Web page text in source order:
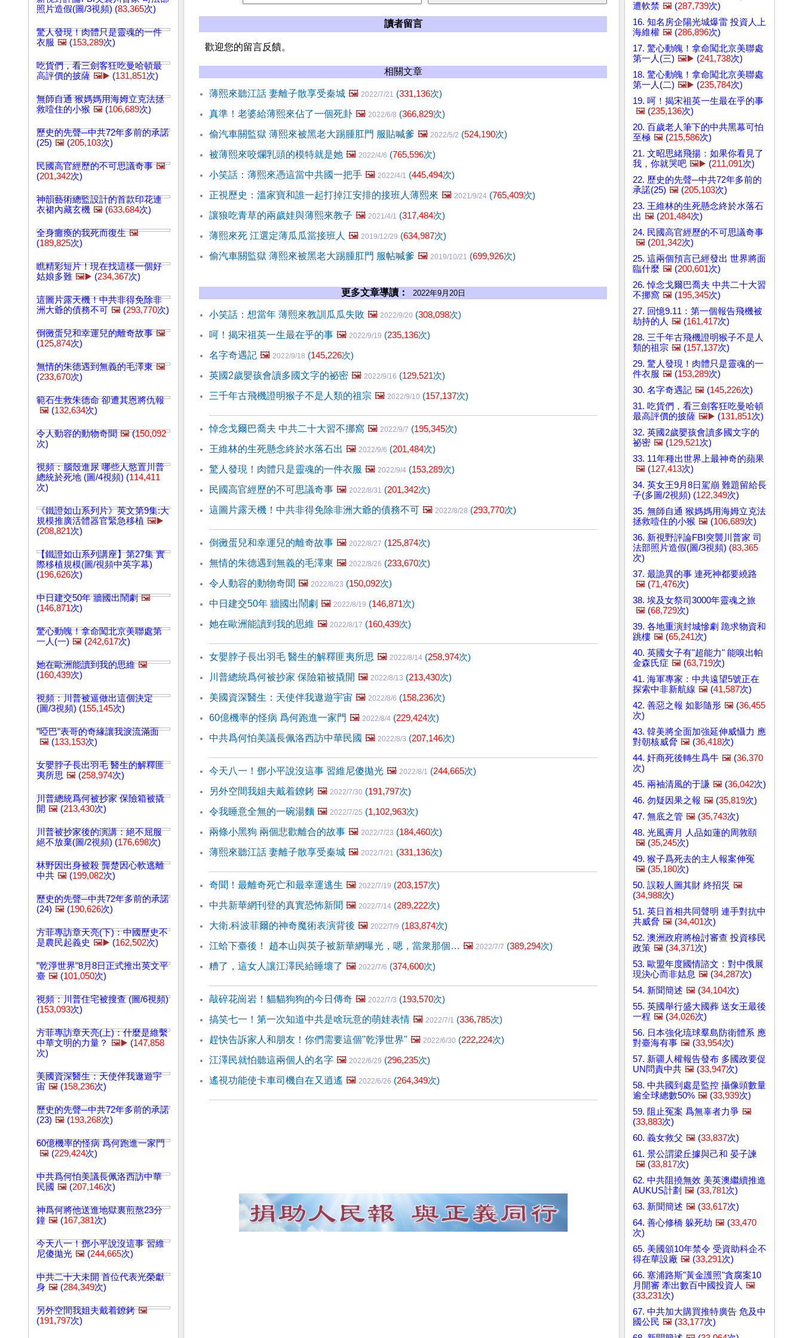
照片造假(圖/3視頻) (83,365次)
驚人發現！肉體只是靈魂的一件
衣服 🖼️ (153,289次)
吃貨們，看三劍客狂吃曼哈頓最
高評價的披薩 🖼️▶️ (131,851次)
無師自通 猴媽媽用海姆立克法拯
救噎住的小猴 🖼️ (106,689次)
歷史的先聲─中共72年多前的承諾
(25) 🖼️ (205,103次)
民國高官經歷的不可思議奇事 🖼️
(201,342次)
神韻藝術總監設計的首款印花連
衣裙內藏玄機 🖼️ (633,684次)
全身癱瘓的我死而復生 🖼️
(189,825次)
瞧精彩短片！現在找這樣一個好
姑娘多難 🖼️▶️ (234,367次)
這圖片露天機！中共非得免除非
洲大爺的債務不可 🖼️ (293,770次)
倒黴蛋兒和幸運兒的離奇故事 🖼️
(125,874次)
無情的朱德遇到無義的毛澤東 🖼️
(233,670次)
範石生救朱德命 卻遭其恩將仇報
🖼️ (132,634次)
令人動容的動物奇聞 🖼️(150,092
次)
視頻：腦殼進尿 哪些人慾置川普
總統於死地 (圖/4視頻) (114,411
次)
《鐵證如山系列片》英文第9集:大
規模推廣活體器官緊急移植 🖼️▶️
(208,821次)
【鐵證如山系列講座】第27集 實
際移植規模(圖/視頻中英字幕)
(196,626次)
中日建交50年 牆國出鬧劇 🖼️
(146,871次)
驚心動魄！拿命闖北京美聯處第
一人(一) 🖼️ (242,617次)
她在歐洲能讀到我的思維 🖼️
(160,439次)
視頻：川普被逼做出這個決定
(圖/3視頻) (155,145次)
"啞巴"表哥的奇緣讓我淚流滿面
🖼️ (133,153次)
女嬰脖子長出羽毛 醫生的解釋匪
夷所思 🖼️ (258,974次)
川普總統爲何被抄家 保險箱被撬
開 🖼️ (213,430次)
川普被抄家後的演講：絕不屈服
絕不放棄(圖/2視頻) (176,698次)
林野因出身被殺 龔楚因心軟逃離
中共 🖼️ (199,082次)
歷史的先聲─中共72年多前的承諾
(24) 🖼️ (190,626次)
方菲專訪章天亮(下)：中國歷史不
是農民起義史 🖼️▶️ (162,502次)
"乾淨世界"8月8日正式推出英文平
臺 🖼️ (101,050次)
視頻：川普住宅被搜查 (圖/6視頻)
(153,093次)
方菲專訪章天亮(上)：什麼是維繫
中華文明的力量？ 🖼️▶️ (147,858
次)
美國資深醫生：天使伴我遨遊宇
宙 🖼️ (158,236次)
歷史的先聲─中共72年多前的承諾
(23) 🖼️ (193,268次)
60億機率的怪病 爲何跑進一家門
🖼️ (229,424次)
中共爲何怕美議長佩洛西訪中華
民國 🖼️ (207,146次)
神爲何將他送進地獄裏煎熬23分
鐘 🖼️ (167,381次)
今天八一！鄧小平說沒這事 習維
尼傻拋光 🖼️ (244,665次)
中共二十大未開 首位代表光榮獻
身 🖼️ (284,349次)
另外空間我姐夫戴着鐐銬 🖼️
(191,797次)
讀者留言
歡迎您的留言反饋。
相關文章
薄熙來聽江話 妻離子散享受秦城 🖼️ 2022/7/21 (331,136次)
真準！老婆給薄熙來佔了一個死卦 🖼️ 2022/6/8 (366,829次)
偷汽車關監獄 薄熙來被黑老大踢腫肛門 服貼喊爹 🖼️ 2022/5/2 (524,190次)
被薄熙來咬爛乳頭的模特就是她 🖼️ 2022/4/6 (765,596次)
小笑話：薄熙來憑這當中共國一把手 🖼️ 2022/4/1 (445,494次)
正視歷史：溫家寶和誰一起打掉江安排的接班人薄熙來 🖼️ 2021/9/24 (765,409次)
讓狼吃青草的兩歲娃與薄熙來教子 🖼️ 2021/4/1 (317,484次)
薄熙來死 江選定薄瓜瓜當接班人 🖼️ 2019/12/29 (634,987次)
偷汽車關監獄 薄熙來被黑老大踢腫肛門 服帖喊爹 🖼️ 2019/10/21 (699,926次)
更多文章導讀： 2022年9月20日
小笑話：想當年 薄熙來教訓瓜瓜失敗 🖼️ 2022/9/20 (308,098次)
呵！揭宋祖英一生最在乎的事 🖼️ 2022/9/19 (235,136次)
名字奇遇記 🖼️ 2022/9/18 (145,226次)
英國2歲嬰孩會讀多國文字的祕密 🖼️ 2022/9/16 (129,521次)
三千年古飛機證明猴子不是人類的祖宗 🖼️ 2022/9/10 (157,137次)
悼念戈爾巴喬夫 中共二十大習不挪窩 🖼️ 2022/9/7 (195,345次)
王維林的生死懸念終於水落石出 🖼️ 2022/9/6 (201,484次)
驚人發現！肉體只是靈魂的一件衣服 🖼️ 2022/9/4 (153,289次)
民國高官經歷的不可思議奇事 🖼️ 2022/8/31 (201,342次)
這圖片露天機！中共非得免除非洲大爺的債務不可 🖼️ 2022/8/28 (293,770次)
倒黴蛋兒和幸運兒的離奇故事 🖼️ 2022/8/27 (125,874次)
無情的朱德遇到無義的毛澤東 🖼️ 2022/8/26 (233,670次)
令人動容的動物奇聞 🖼️ 2022/8/23 (150,092次)
中日建交50年 牆國出鬧劇 🖼️ 2022/8/19 (146,871次)
她在歐洲能讀到我的思維 🖼️ 2022/8/17 (160,439次)
女嬰脖子長出羽毛 醫生的解釋匪夷所思 🖼️ 2022/8/14 (258,974次)
川普總統爲何被抄家 保險箱被撬開 🖼️ 2022/8/13 (213,430次)
美國資深醫生：天使伴我遨遊宇宙 🖼️ 2022/8/6 (158,236次)
60億機率的怪病 爲何跑進一家門 🖼️ 2022/8/4 (229,424次)
中共爲何怕美議長佩洛西訪中華民國 🖼️ 2022/8/3 (207,146次)
今天八一！鄧小平說沒這事 習維尼傻拋光 🖼️ 2022/8/1 (244,665次)
另外空間我姐夫戴着鐐銬 🖼️ 2022/7/30 (191,797次)
令我睡意全無的一碗湯麵 🖼️ 2022/7/25 (1,102,963次)
兩條小黑狗 兩個悲歡離合的故事 🖼️ 2022/7/23 (184,460次)
薄熙來聽江話 妻離子散享受秦城 🖼️ 2022/7/21 (331,136次)
奇聞！最離奇死亡和最幸運逃生 🖼️ 2022/7/19 (203,157次)
中共新華網刊登的真實恐怖新聞 🖼️ 2022/7/14 (289,222次)
大衛.科波菲爾的神奇魔術表演背後 🖼️ 2022/7/9 (183,874次)
江蛤下臺後！ 趙本山與英子被新華網曝光，嗯，當衆那個… 🖼️ 2022/7/7 (389,294次)
糟了，這女人讓江澤民給睡壞了 🖼️ 2022/7/6 (374,600次)
敲碎花崗岩！貓貓狗狗的今日傳奇 🖼️ 2022/7/3 (193,570次)
搞笑七一！第一次知道中共是啥玩意的萌娃表情 🖼️ 2022/7/1 (336,785次)
趕快告訴家人和朋友！你們需要這個"乾淨世界" 🖼️ 2022/6/30 (222,224次)
江澤民就怕聽這兩個人的名字 🖼️ 2022/6/29 (296,235次)
遙視功能使卡車司機自在又逍遙 🖼️ 2022/6/26 (264,349次)
遭軟禁 🖼️ (287,739次)
16. 知名房企陽光城爆雷 投資人上
海維權 🖼️ (286,896次)
17. 驚心動魄！拿命闖北京美聯處
第一人(三) 🖼️▶️ (241,738次)
18. 驚心動魄！拿命闖北京美聯處
第一人(二) 🖼️▶️ (235,784次)
19. 呵！揭宋祖英一生最在乎的事
🖼️ (235,136次)
20. 百歲老人筆下的中共黑幕可怕
至極 🖼️ (215,586次)
21. 文昭思緒飛揚：如果你看見了
我，你就哭吧 🖼️▶️ (211,091次)
22. 歷史的先聲─中共72年多前的
承諾(25) 🖼️ (205,103次)
23. 王維林的生死懸念終於水落石
出 🖼️ (201,484次)
24. 民國高官經歷的不可思議奇事
🖼️ (201,342次)
25. 這兩個預言已經發出 世界將面
臨什麼 🖼️ (200,601次)
26. 悼念戈爾巴喬夫 中共二十大習
不挪窩 🖼️ (195,345次)
27. 回憶9.11：第一個報告飛機被
劫持的人 🖼️ (161,417次)
28. 三千年古飛機證明猴子不是人
類的祖宗 🖼️ (157,137次)
29. 驚人發現！肉體只是靈魂的一
件衣服 🖼️ (153,289次)
30. 名字奇遇記 🖼️ (145,226次)
31. 吃貨們，看三劍客狂吃曼哈頓
最高評價的披薩 🖼️▶️ (131,851次)
32. 英國2歲嬰孩會讀多國文字的
祕密 🖼️ (129,521次)
33. 11年種出世界上最神奇的蘋果
🖼️ (127,413次)
34. 英女王9月8日駕崩 難題留給長
子(多圖/2視頻) (122,349次)
35. 無師自通 猴媽媽用海姆立克法
拯救噎住的小猴 🖼️ (106,689次)
36. 新視野評論FBI突襲川普家 司
法部照片造假(圖/3視頻) (83,365
次)
37. 最詭異的事 連死神都要繞路
🖼️ (71,476次)
38. 埃及女祭司3000年靈魂之旅
🖼️ (68,729次)
39. 各地重演封城慘劇 跪求物資和
跳樓 🖼️ (65,241次)
40. 英國女子有"超能力" 能嗅出帕
金森氏症 🖼️ (63,719次)
41. 海軍專家：中共遠望5號正在
探索中非新航線 🖼️ (41,587次)
42. 善惡之報 如影隨形 🖼️ (36,455
次)
43. 韓美將全面加強延伸威懾力 應
對朝核威脅 🖼️ (36,418次)
44. 奸商死後轉生爲牛 🖼️ (36,370
次)
45. 兩袖清風的于謙 🖼️ (36,042次)
46. 勿疑因果之報 🖼️ (35,819次)
47. 無底之管 🖼️ (35,743次)
48. 光風霽月 人品如蓮的周敦頤
🖼️ (35,245次)
49. 猴子爲死去的主人報案伸冤
🖼️ (35,180次)
50. 誤殺人圖其財 終招災 🖼️
(34,988次)
51. 英日首相共同聲明 連手對抗中
共威脅 🖼️ (34,401次)
52. 澳洲政府將檢討審查 投資移民
政策 🖼️ (34,371次)
53. 歐盟年度國情諮文：對中俄展
現決心而非姑息 🖼️ (34,287次)
54. 新聞簡述 🖼️ (34,104次)
55. 英國舉行盛大國葬 送女王最後
一程 🖼️ (34,026次)
56. 日本強化琉球羣島防衛體系 應
對臺海有事 🖼️ (33,954次)
57. 新疆人權報告發布 多國政要促
UN問責中共 🖼️ (33,947次)
58. 中共國到處是監控 攝像頭數量
逾全球總數50% 🖼️ (33,939次)
59. 阻止冤案 爲無辜者力爭 🖼️
(33,883次)
60. 義女救父 🖼️ (33,837次)
61. 景公謂梁丘據與己和 晏子諫
🖼️ (33,817次)
62. 中共阻撓無效 美英澳繼續推進
AUKUS計劃 🖼️ (33,781次)
63. 新聞簡述 🖼️ (33,617次)
64. 善心修橋 躲死劫 🖼️ (33,470
次)
65. 美國頒10年禁令 受資助科企不
得在華設廠 🖼️ (33,291次)
66. 塞浦路斯"黃金護照"貪腐案10
月開審 牽出數百中國投資人 🖼️
(33,231次)
67. 中共加大購買推特廣告 危及中
國公民 🖼️ (33,177次)